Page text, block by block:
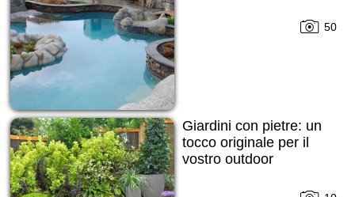
50
Giardini con pietre: un
tocco originale per il
vostro outdoor